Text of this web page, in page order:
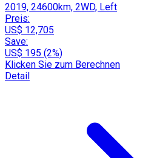
2019, 24600km, 2WD, Left
Preis:
US$ 12,705
Save:
US$ 195 (2%)
Klicken Sie zum Berechnen
Detail